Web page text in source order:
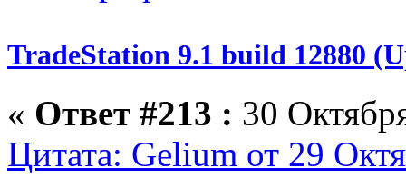
TradeStation 9.1 build 12880
« Ответ #213 : 30
Цитата: Gelium от 29